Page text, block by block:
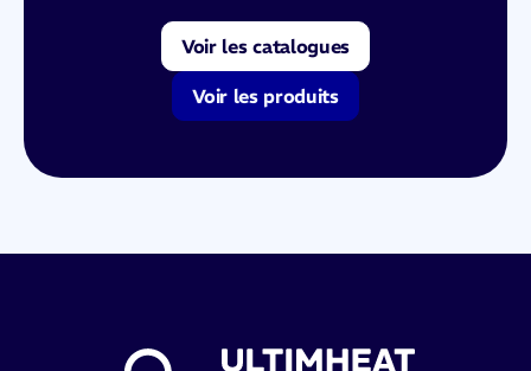
Voir les catalogues
Voir les produits